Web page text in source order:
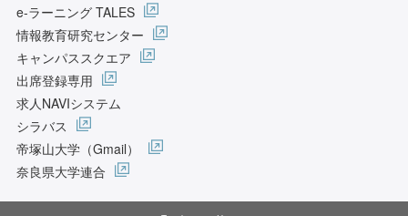
e-ラーニング TALES
情報教育研究センター
キャンパススクエア
出席登録専用
求人NAVIシステム
シラバス
帝塚山大学（Gmail）
奈良県大学連合